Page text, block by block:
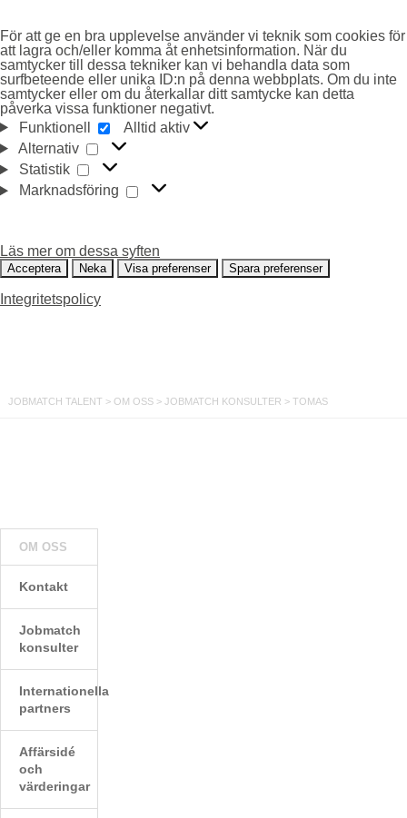
För att ge en bra upplevelse använder vi teknik som cookies för
att lagra och/eller komma åt enhetsinformation. När du
samtycker till dessa tekniker kan vi behandla data som
surfbeteende eller unika ID:n på denna webbplats. Om du inte
samtycker eller om du återkallar ditt samtycke kan detta
påverka vissa funktioner negativt.
Funktionell
FUNKTIONELL
Alltid aktiv
Alternativ
ALTERNATIV
Statistik
STATISTIK
Marknadsföring
MARKNADSFÖRING
Läs mer om dessa syften
Acceptera Neka Visa preferenser Spara preferenser
Integritetspolicy
JOBMATCH TALENT > OM OSS> JOBMATCH KONSULTER > TOMAS
OM OSS
Kontakt
Jobmatch
konsulter
Internationella
partners
Affärsidé
och
värderingar